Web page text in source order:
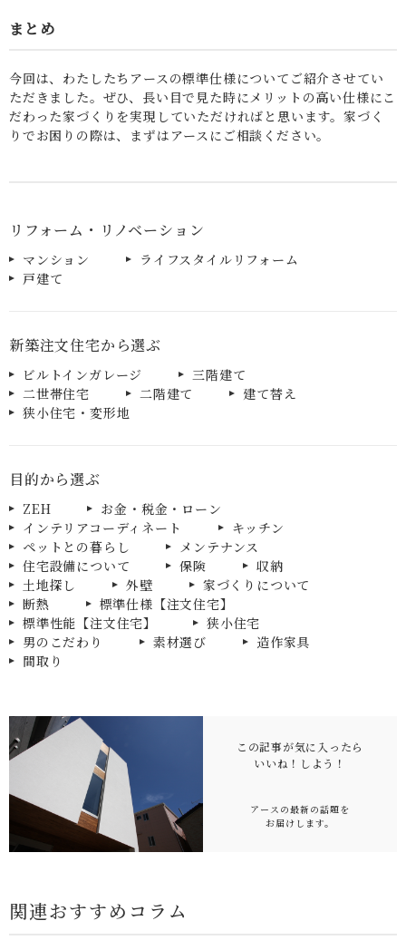
まとめ
今回は、わたしたちアースの標準仕様についてご紹介させてい
ただきました。ぜひ、長い目で見た時にメリットの高い仕様にこ
だわった家づくりを実現していただければと思います。家づく
りでお困りの際は、まずはアースにご相談ください。
リフォーム・リノベーション
マンション
ライフスタイルリフォーム
戸建て
新築注文住宅から選ぶ
ビルトインガレージ
三階建て
二世帯住宅
二階建て
建て替え
狭小住宅・変形地
目的から選ぶ
ZEH
お金・税金・ローン
インテリアコーディネート
キッチン
ペットとの暮らし
メンテナンス
住宅設備について
保険
収納
土地探し
外壁
家づくりについて
断熱
標準仕様【注文住宅】
標準性能【注文住宅】
狭小住宅
男のこだわり
素材選び
造作家具
間取り
この記事が気に入ったら
いいね！ しよう！
アースの最新の話題を
お届けします。
関連おすすめコラム